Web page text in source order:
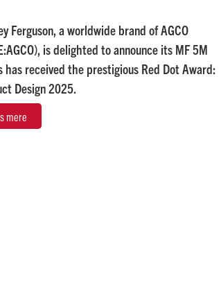
Ferguson, a worldwide brand of AGCO
is delighted to announce its MF 5M
has received the prestigious Red Dot Award:
Design 2025.
mere